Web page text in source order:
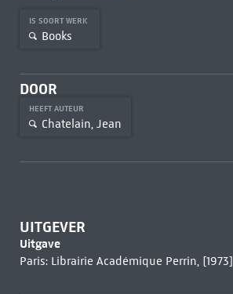
IS SOORT WERK
Books
DOOR
HEEFT AUTEUR
Chatelain, Jean
UITGEVER
Uitgave
Paris: Librairie Académique Perrin, [1973]